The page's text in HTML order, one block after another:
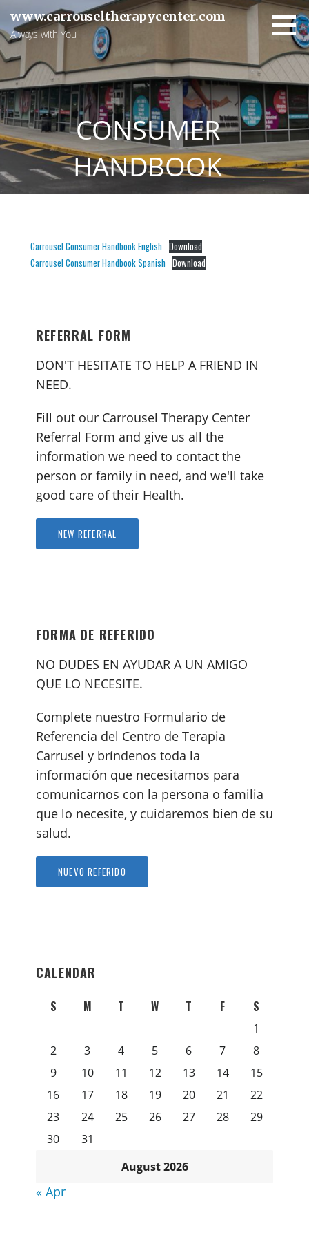
to
content
www.carrouseltherapycenter.com
Always with You
CONSUMER
HANDBOOK
Carrousel Consumer Handbook English Download
Carrousel Consumer Handbook Spanish Download
REFERRAL FORM
DON'T HESITATE TO HELP A FRIEND IN
NEED.
Fill out our Carrousel Therapy Center
Referral Form and give us all the
information we need to contact the
person or family in need, and we'll take
good care of their Health.
NEW REFERRAL
FORMA DE REFERIDO
NO DUDES EN AYUDAR A UN AMIGO
QUE LO NECESITE.
Complete nuestro Formulario de
Referencia del Centro de Terapia
Carrusel y bríndenos toda la
información que necesitamos para
comunicarnos con la persona o familia
que lo necesite, y cuidaremos bien de su
salud.
NUEVO REFERIDO
CALENDAR
August 2026
S M T W T F S
1
2
3 4 5 6 7
8
9
10 11 12 13 14
15
16
17 18 19 20 21
22
23
24 25 26 27 28
29
30
31
« Apr